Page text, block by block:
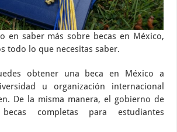
en saber más sobre becas en México,
todo lo que necesitas saber.
obtener una beca en México a
u organización internacional
De la misma manera, el gobierno de
completas para estudiantes